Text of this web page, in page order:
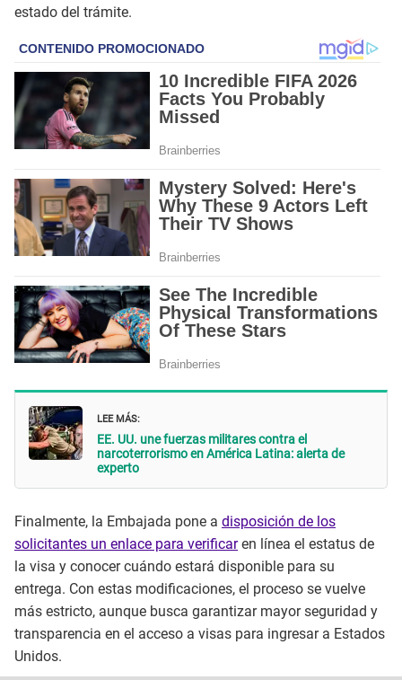
estado del trámite.
LEE MÁS:
EE. UU. une fuerzas militares contra el
narcoterrorismo en América Latina: alerta de
experto
Finalmente, la Embajada pone a disposición de los
solicitantes un enlace para verificaren línea el estatus de
la visa y conocer cuándo estará disponible para su
entrega. Con estas modificaciones, el proceso se vuelve
más estricto, aunque busca garantizar mayor seguridad y
transparencia en el acceso a visas para ingresar a Estados
Unidos.